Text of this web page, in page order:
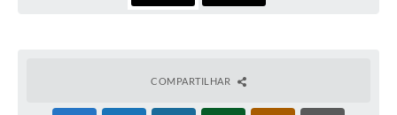
Contas Públicas
COMPARTILHAR